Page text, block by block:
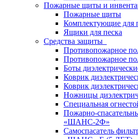
Пожарные щиты и
Пожарные щиты
Комплектующие для
Ящики для песка
Средства защиты
Противопожарное
Противопожарное
Боты
Коврик
Коврик
Ножницы
Специальная
Пожарно-
«ШАНС-2Ф»
Самоспасатель